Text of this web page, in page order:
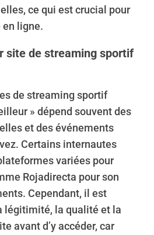
ce qui est crucial pour
ligne.
site de streaming sportif
de streaming sportif
» dépend souvent des
et des événements
Certains internautes
variées pour
Rojadirecta pour son
Cependant, il est
légitimité, la qualité et la
avant d’y accéder, car